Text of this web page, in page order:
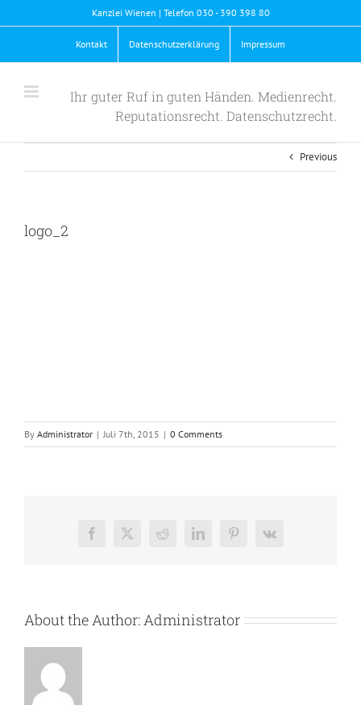
to
Kanzlei Wienen | Telefon 030 - 390 398 80
Kontakt Datenschutzerklärung Impressum
Ihr guter Ruf in guten Händen. Medienrecht.
Reputationsrecht. Datenschutzrecht.
Previous
logo_2
By Administrator | Juli 7th, 2015 | 0 Comments
Facebook
X RedditLinkedInPinterest
Vk
About the Author:Administrator